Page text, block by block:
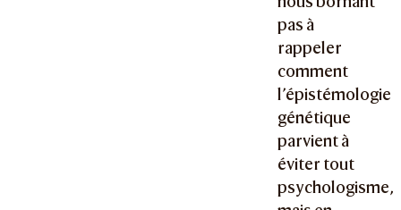
pas à
rappeler
comment
l’épistémologie
génétique
parvient à
éviter tout
psychologisme,